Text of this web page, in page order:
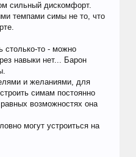
сильный дискомфорт.
темпами симы не то, что
столько-то - можно
навыки нет... Барон
и желаниями, для
симам постоянно
возможностях она
могут устроиться на